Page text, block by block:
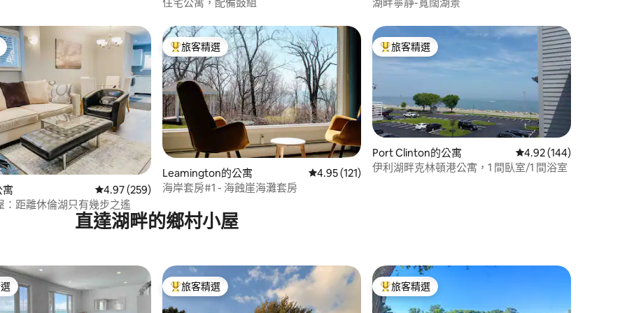
的平均評分（滿分 5 分）
寓 從 259 則評價中獲得 4.97 的平均評分（滿分 5 分）
4.97 (259)
：距離休倫湖只有幾步之遙
旅客精選榜首
旅客精選
Leamington的公寓 從 121 則評價中獲得 4.95 的平均評分（滿分 5 分）
4.95 (121)
海岸套房#1 - 海蝕崖海灘套房
旅客精選榜首
旅客精選
Port Clinton的公寓 從 144 則評價中獲得
4.92 (144)
伊利湖畔克林頓港公寓，1 間臥室/1 間浴室
直達湖畔的鄉村小屋
首 旅客精選榜首
旅客精選 旅客精選榜首
旅客精選